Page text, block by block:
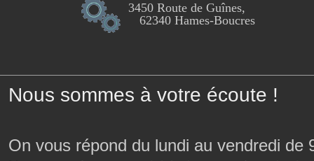
3450 Route de Guînes,
62340 Hames-Boucres
Nous sommes à votre écoute !
On vous répond du lundi au vendredi